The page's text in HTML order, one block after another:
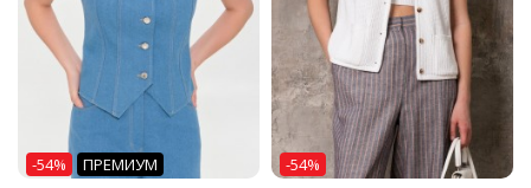
-54% ПРЕМИУМ -54%